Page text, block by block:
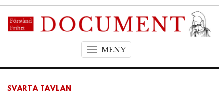
MENYT
g
SVARTA TAVLAN